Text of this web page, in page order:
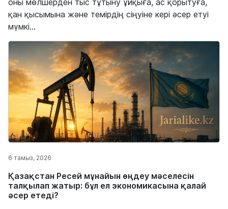
оны мөлшерден тыс тұтыну ұйқыға, ас қорытуға,
қан қысымына және темірдің сіңуіне кері әсер етуі
мүмкі...
6 тамыз, 2026
Қазақстан Ресей мұнайын өңдеу мәселесін
талқылап жатыр: бұл ел экономикасына қалай
әсер етеді?